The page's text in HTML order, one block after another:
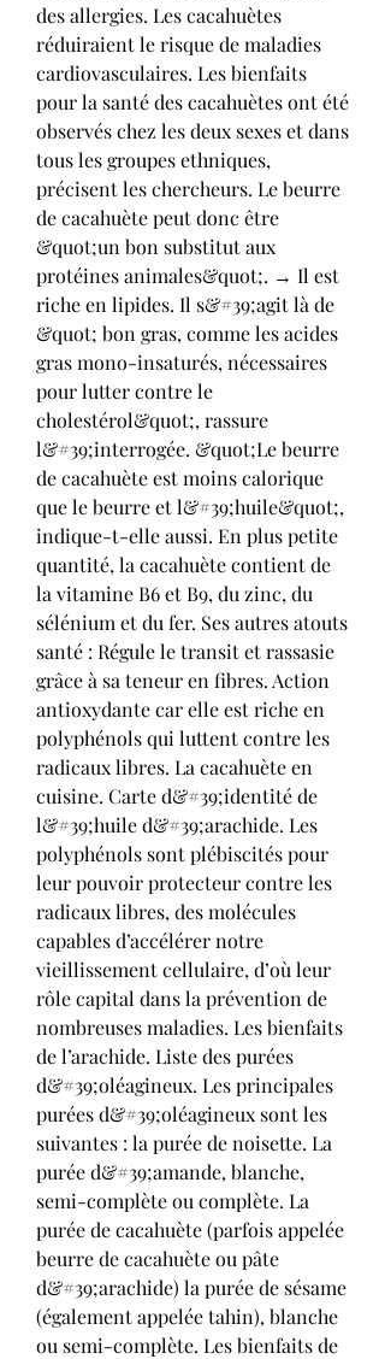
des allergies. Les cacahuètes
réduiraient le risque de maladies
cardiovasculaires. Les bienfaits
pour la santé des cacahuètes ont été
observés chez les deux sexes et dans
tous les groupes ethniques,
précisent les chercheurs. Le beurre
de cacahuète peut donc être
&quot;un bon substitut aux
protéines animales&quot;. → Il est
riche en lipides. Il s&#39;agit là de
&quot; bon gras, comme les acides
gras mono-insaturés, nécessaires
pour lutter contre le
cholestérol&quot;, rassure
l&#39;interrogée. &quot;Le beurre
de cacahuète est moins calorique
que le beurre et l&#39;huile&quot;,
indique-t-elle aussi. En plus petite
quantité, la cacahuète contient de
la vitamine B6 et B9, du zinc, du
sélénium et du fer. Ses autres atouts
santé : Régule le transit et rassasie
grâce à sa teneur en fibres. Action
antioxydante car elle est riche en
polyphénols qui luttent contre les
radicaux libres. La cacahuète en
cuisine. Carte d&#39;identité de
l&#39;huile d&#39;arachide. Les
polyphénols sont plébiscités pour
leur pouvoir protecteur contre les
radicaux libres, des molécules
capables d’accélérer notre
vieillissement cellulaire, d’où leur
rôle capital dans la prévention de
nombreuses maladies. Les bienfaits
de l’arachide. Liste des purées
d&#39;oléagineux. Les principales
purées d&#39;oléagineux sont les
suivantes : la purée de noisette. La
purée d&#39;amande, blanche,
semi-complète ou complète. La
purée de cacahuète (parfois appelée
beurre de cacahuète ou pâte
d&#39;arachide) la purée de sésame
(également appelée tahin), blanche
ou semi-complète. Les bienfaits de